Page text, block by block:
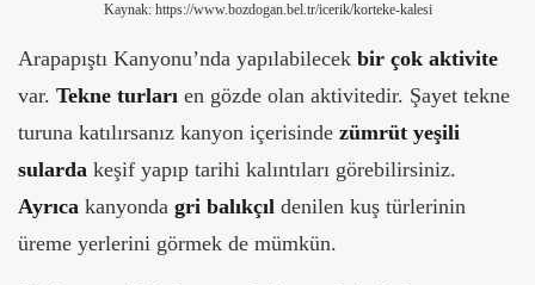
Kaynak: https://www.bozdogan.bel.tr/icerik/korteke-kalesi
Arapapıştı Kanyonu’nda yapılabilecek bir çok aktivite
var. Tekne turları en gözde olan aktivitedir. Şayet tekne
turuna katılırsanız kanyon içerisinde zümrüt yeşili
sularda keşif yapıp tarihi kalıntıları görebilirsiniz.
Ayrıca kanyonda gri balıkçıl denilen kuş türlerinin
üreme yerlerini görmek de mümkün.